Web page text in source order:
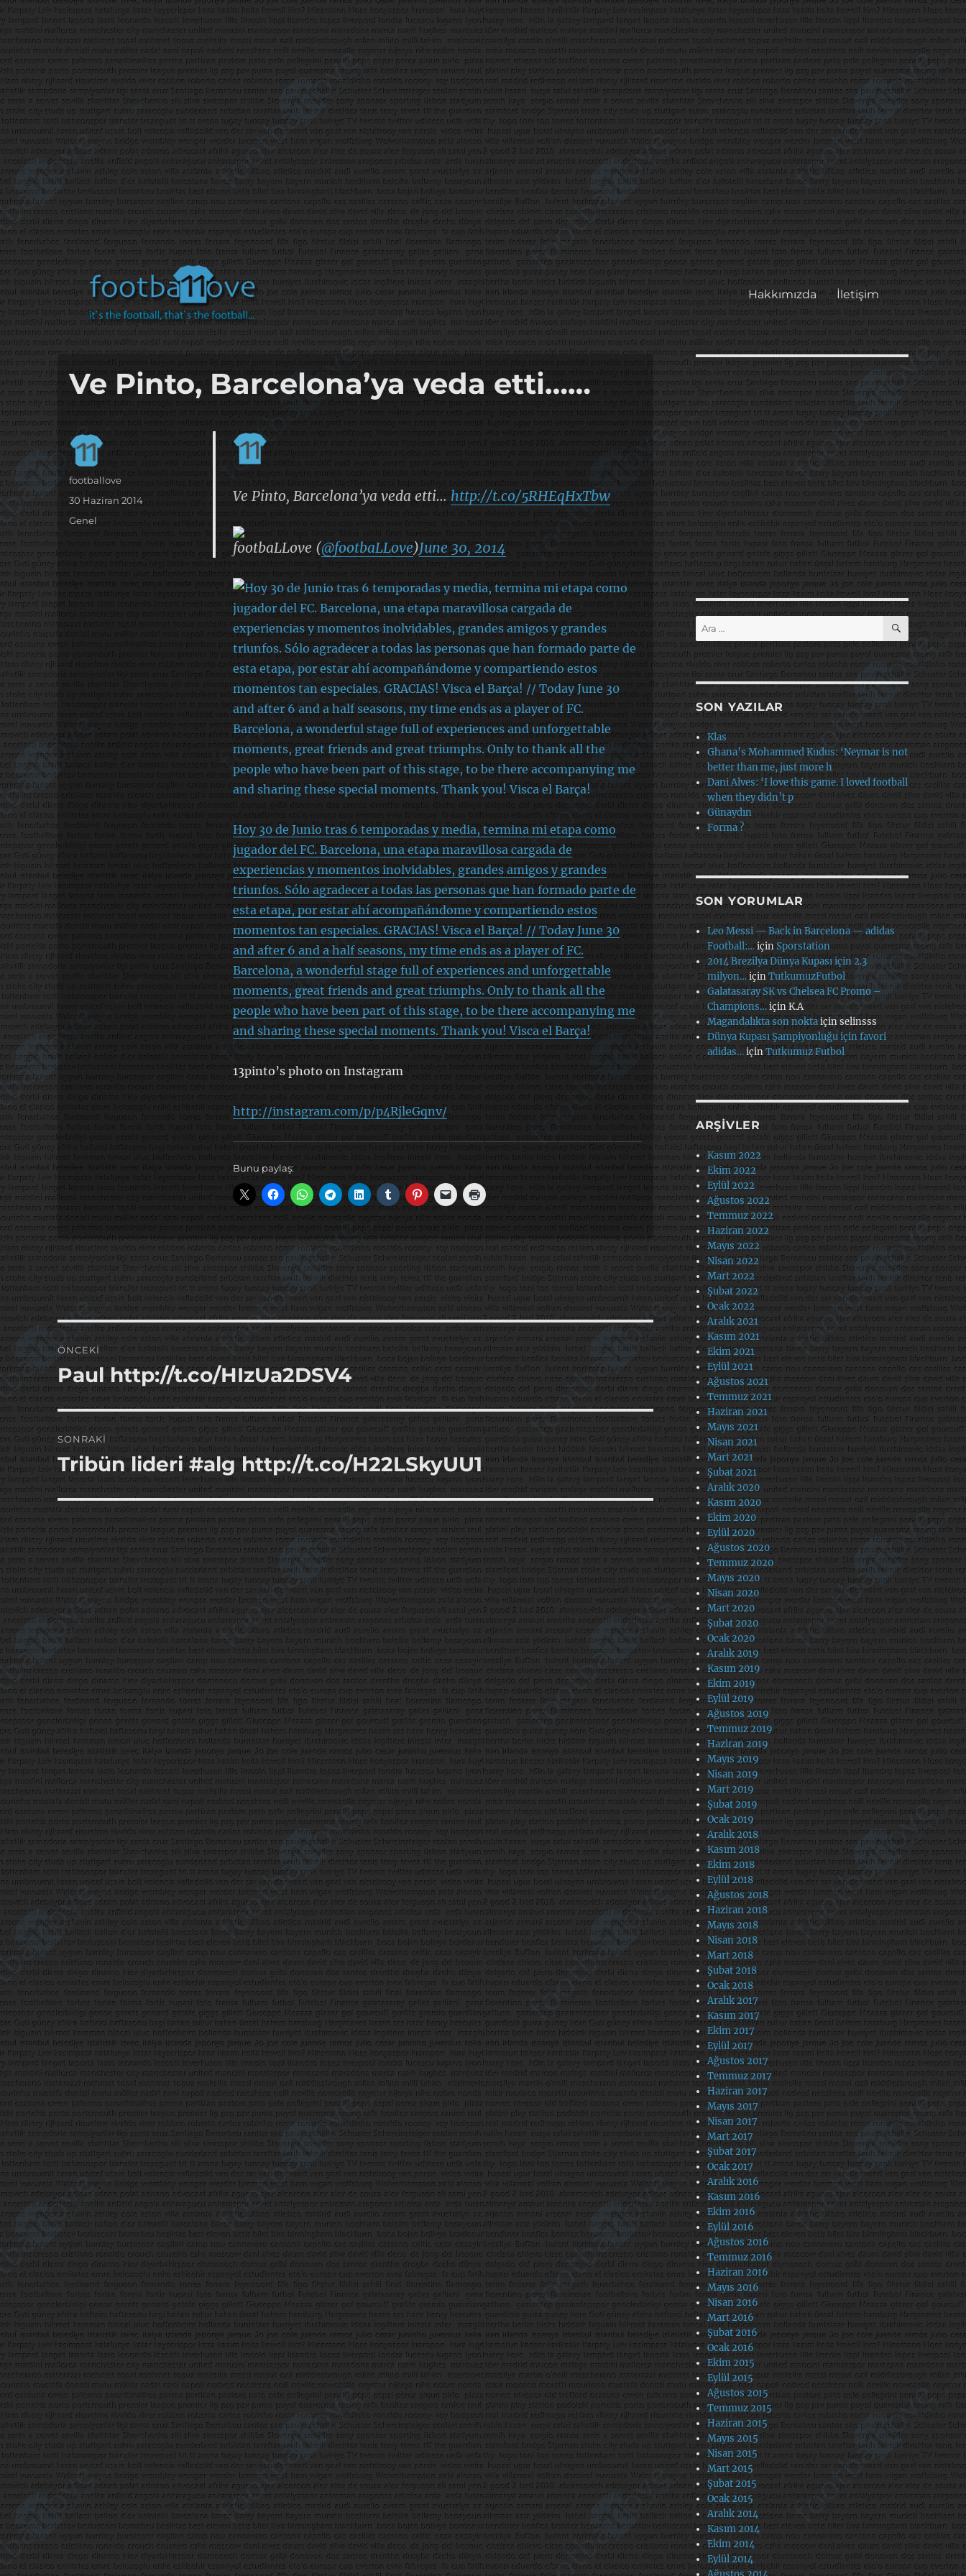
footbaLLove
it's the football, that's the football…
Hakkımızda İletişim
Ve Pinto, Barcelona’ya veda etti……
Ve Pinto, Barcelona’ya veda etti… http://t.co/5RHEqHxTbw
footbaLLove (@footbaLLove)June 30, 2014
Hoy 30 de Junio tras 6 temporadas y media, termina mi etapa como
jugador del FC. Barcelona, una etapa maravillosa cargada de
experiencias y momentos inolvidables, grandes amigos y grandes
triunfos. Sólo agradecer a todas las personas que han formado parte de
esta etapa, por estar ahí acompañándome y compartiendo estos
momentos tan especiales. GRACIAS! Visca el Barça! // Today June 30
and after 6 and a half seasons, my time ends as a player of FC.
Barcelona, a wonderful stage full of experiences and unforgettable
moments, great friends and great triumphs. Only to thank all the
people who have been part of this stage, to be there accompanying me
and sharing these special moments. Thank you! Visca el Barça!
13pinto’s photo on Instagram
http://instagram.com/p/p4RjleGqnv/
Bunu paylaş:
Yazar
footballove
Yayın
tarihi
30 Haziran 2014
Kategoriler
Genel
Yazı
gezinmesi
ÖNCEKI
Önceki
yazı:
Paul http://t.co/HIzUa2DSV4
SONRAKI
Sonraki
yazı:
Tribün lideri #alg http://t.co/H22LSkyUU1
Ara: ARA
SON YAZILAR
Klas
Ghana’s Mohammed Kudus: ‘Neymar is not
better than me, just more h
Dani Alves: ‘I love this game. I loved football
when they didn’t p
Günaydın
Forma ?
SON YORUMLAR
Leo Messi — Back in Barcelona — adidas
Football:…içinSporstation
2014 Brezilya Dünya Kupası için 2.3
milyon…içinTutkumuzFutbol
Galatasaray SK vs Chelsea FC Promo –
Champions…içinK.A
Magandalıkta son noktaiçinselinsss
Dünya Kupası Şampiyonluğu için favori
adidas…içinTutkumuz Futbol
ARŞIVLER
Kasım 2022
Ekim 2022
Eylül 2022
Ağustos 2022
Temmuz 2022
Haziran 2022
Mayıs 2022
Nisan 2022
Mart 2022
Şubat 2022
Ocak 2022
Aralık 2021
Kasım 2021
Ekim 2021
Eylül 2021
Ağustos 2021
Temmuz 2021
Haziran 2021
Mayıs 2021
Nisan 2021
Mart 2021
Şubat 2021
Aralık 2020
Kasım 2020
Ekim 2020
Eylül 2020
Ağustos 2020
Temmuz 2020
Mayıs 2020
Nisan 2020
Mart 2020
Şubat 2020
Ocak 2020
Aralık 2019
Kasım 2019
Ekim 2019
Eylül 2019
Ağustos 2019
Temmuz 2019
Haziran 2019
Mayıs 2019
Nisan 2019
Mart 2019
Şubat 2019
Ocak 2019
Aralık 2018
Kasım 2018
Ekim 2018
Eylül 2018
Ağustos 2018
Haziran 2018
Mayıs 2018
Nisan 2018
Mart 2018
Şubat 2018
Ocak 2018
Aralık 2017
Kasım 2017
Ekim 2017
Eylül 2017
Ağustos 2017
Temmuz 2017
Haziran 2017
Mayıs 2017
Nisan 2017
Mart 2017
Şubat 2017
Ocak 2017
Aralık 2016
Kasım 2016
Ekim 2016
Eylül 2016
Ağustos 2016
Temmuz 2016
Haziran 2016
Mayıs 2016
Nisan 2016
Mart 2016
Şubat 2016
Ocak 2016
Ekim 2015
Eylül 2015
Ağustos 2015
Temmuz 2015
Haziran 2015
Mayıs 2015
Nisan 2015
Mart 2015
Şubat 2015
Ocak 2015
Aralık 2014
Kasım 2014
Ekim 2014
Eylül 2014